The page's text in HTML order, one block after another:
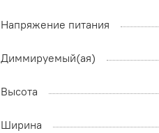
Напряжение питания
Диммируемый(ая)
Высота
Ширина